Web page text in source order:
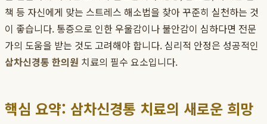
책 등 자신에게 맞는 스트레스 해소법을 찾아 꾸준히 실천하는 것
이 좋습니다. 통증으로 인한 우울감이나 불안감이 심하다면 전문
가의 도움을 받는 것도 고려해야 합니다. 심리적 안정은 성공적인
삼차신경통 한의원 치료의 필수 요소입니다.
핵심 요약: 삼차신경통 치료의 새로운 희망